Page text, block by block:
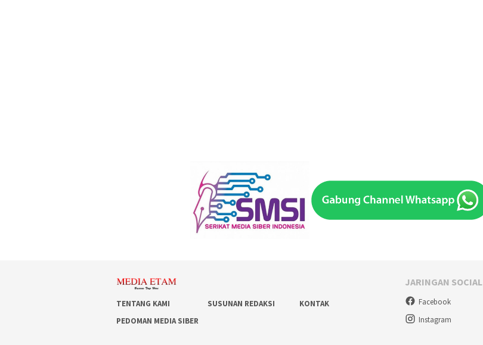
TENTANG KAMI SUSUNAN REDAKSI
KONTAK
PEDOMAN MEDIA SIBER
JARINGAN SOCIAL
Facebook
Instagram